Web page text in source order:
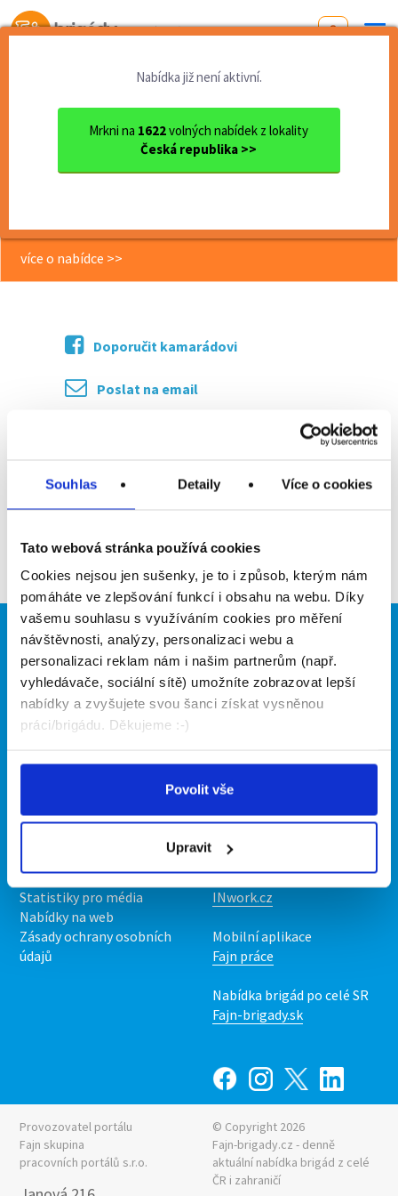
Souhlas Detaily Více o cookies
Tato webová stránka používá cookies
Cookies nejsou jen sušenky, je to i způsob, kterým nám
pomáháte ve zlepšování funkcí i obsahu na webu. Díky
vašemu souhlasu s využíváním cookies pro měření
návštěvnosti, analýzy, personalizaci webu a
personalizaci reklam nám i našim partnerům (např.
vyhledávače, sociální sítě) umožníte zobrazovat lepší
nabídky a zvyšujete svou šanci získat vysněnou
práci/brigádu. Děkujeme :-)
Povolit vše
Upravit
Od první brigády
Nabídka již není aktivní.
Mrkni na 1622volných nabídek z lokality
Česká republika >>
Olomoucký kraj okres Přerov
Roznos reklamních letáků - ...
Roznos reklamních letáků - Horní
více o nabídce >>
Doporučit kamarádovi
Poslat na email
Zpět
Brigádníci
Články
Hledané brigády
Firmy
Vložit inzerát
Ceník
Kontakt
Upravit předvolby cookies
Statistiky pro média
Nabídky na web
Zásady ochrany osobních
údajů
Naše další projekty
Mobilní aplikace
Nabídka práce z celé ČR
INwork.cz
Mobilní aplikace
Fajn práce
Nabídka brigád po celé SR
Fajn-brigady.sk
Provozovatel portálu
Fajn skupina
pracovních portálů s.r.o.
© Copyright 2026
Fajn-brigady.cz - denně
aktuální nabídka brigád z celé
ČR i zahraničí